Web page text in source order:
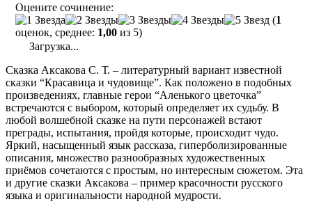
Оцените сочинение:
(1
оценок, среднее: 1,00 из 5)
Загрузка...
Сказка Аксакова С. Т. – литературный вариант известной
сказки “Красавица и чудовище”. Как положено в подобных
произведениях, главные герои “Аленького цветочка”
встречаются с выбором, который определяет их судьбу. В
любой волшебной сказке на пути персонажей встают
преграды, испытания, пройдя которые, происходит чудо.
Яркий, насыщенный язык рассказа, гиперболизированные
описания, множество разнообразных художественных
приёмов сочетаются с простым, но интересным сюжетом. Эта
и другие сказки Аксакова – пример красочности русского
языка и оригинальности народной мудрости.